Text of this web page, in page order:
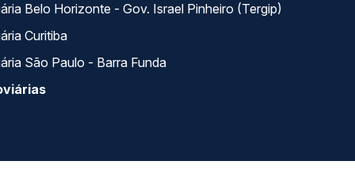
Belo Horizonte - Gov. Israel Pinheiro (Tergip)
Curitiba
São Paulo - Barra Funda